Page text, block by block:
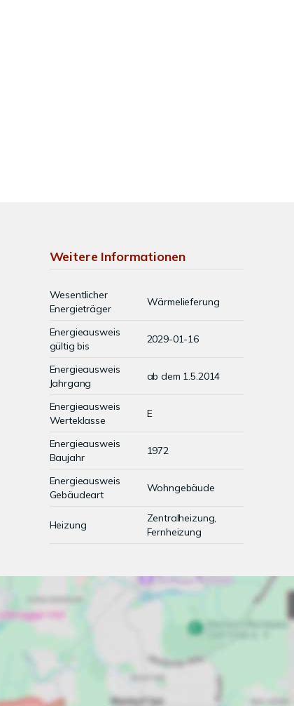
Weitere Informationen
Wesentlicher
Energieträger
Wärmelieferung
Energieausweis
gültig bis
2029-01-16
Energieausweis
Jahrgang
ab dem 1.5.2014
Energieausweis
Werteklasse
E
Energieausweis
Baujahr
1972
Energieausweis
Gebäudeart
Wohngebäude
Heizung
Zentralheizung,
Fernheizung